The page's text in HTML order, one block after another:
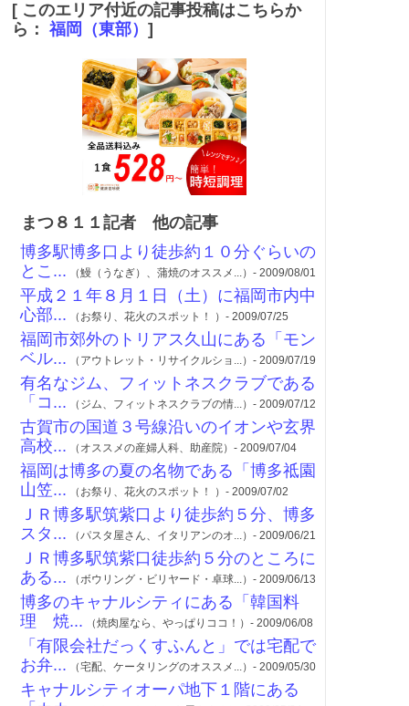
[ このエリア付近の記事投稿はこちらか
ら： 福岡（東部） ]
まつ８１１記者 他の記事
博多駅博多口より徒歩約１０分ぐらいの
とこ... （鰻（うなぎ）、蒲焼のオススメ...）- 2009/08/01
平成２１年８月１日（土）に福岡市内中
心部... （お祭り、花火のスポット！ ）- 2009/07/25
福岡市郊外のトリアス久山にある「モン
ベル... （アウトレット・リサイクルショ...）- 2009/07/19
有名なジム、フィットネスクラブである
「コ... （ジム、フィットネスクラブの情...）- 2009/07/12
古賀市の国道３号線沿いのイオンや玄界
高校... （オススメの産婦人科、助産院）- 2009/07/04
福岡は博多の夏の名物である「博多祗園
山笠... （お祭り、花火のスポット！ ）- 2009/07/02
ＪＲ博多駅筑紫口より徒歩約５分、博多
スタ... （パスタ屋さん、イタリアンのオ...）- 2009/06/21
ＪＲ博多駅筑紫口徒歩約５分のところに
ある... （ボウリング・ビリヤード・卓球...）- 2009/06/13
博多のキャナルシティにある「韓国料
理 焼... （焼肉屋なら、やっぱりココ！）- 2009/06/08
「有限会社だっくすふんと」では宅配で
お弁... （宅配、ケータリングのオススメ...）- 2009/05/30
キャナルシティオーパ地下１階にある